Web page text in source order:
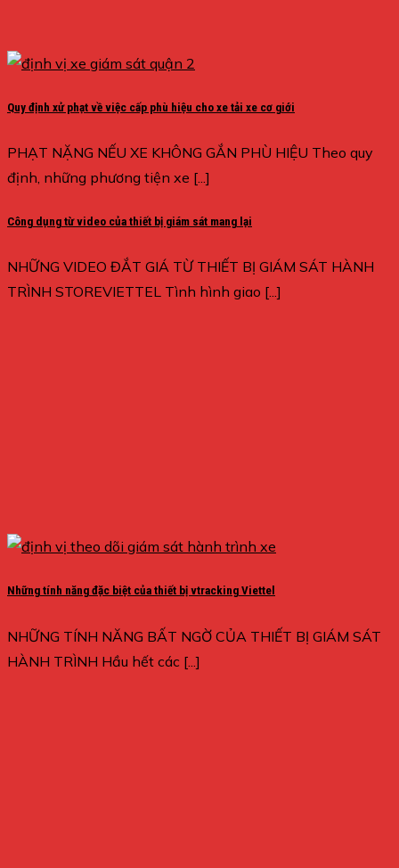
Quy định xử phạt về việc cấp phù hiệu cho xe tải xe cơ giới
PHẠT NẶNG NẾU XE KHÔNG GẮN PHÙ HIỆU Theo quy
định, những phương tiện xe [...]
Công dụng từ video của thiết bị giám sát mang lại
NHỮNG VIDEO ĐẮT GIÁ TỪ THIẾT BỊ GIÁM SÁT HÀNH
TRÌNH STOREVIETTEL Tình hình giao [...]
Những tính năng đặc biệt của thiết bị vtracking Viettel
NHỮNG TÍNH NĂNG BẤT NGỜ CỦA THIẾT BỊ GIÁM SÁT
HÀNH TRÌNH Hầu hết các [...]